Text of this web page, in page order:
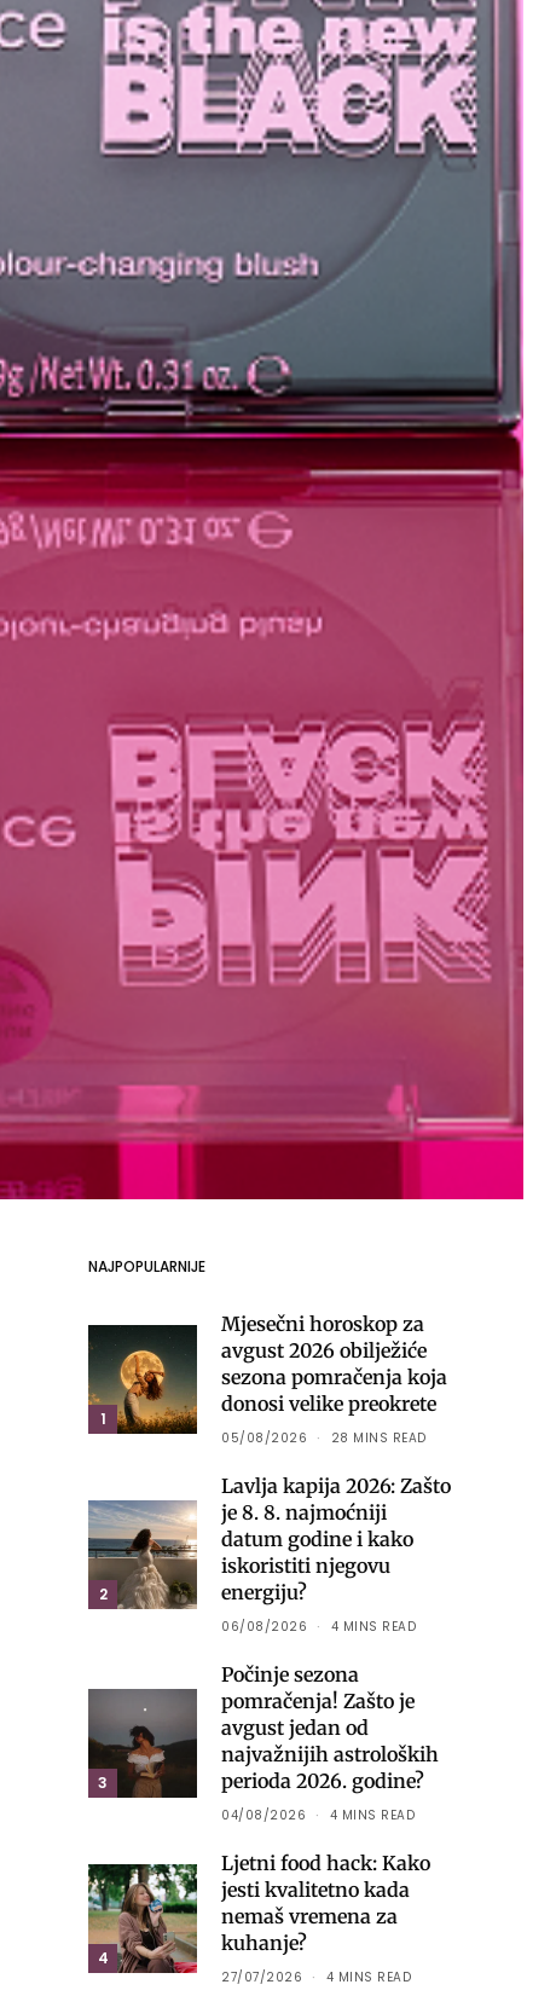
NAJPOPULARNIJE
1
Mjesečni horoskop za
avgust 2026 obilježiće
sezona pomračenja koja
donosi velike preokrete
05/08/2026 28 MINS READ
2
Lavlja kapija 2026: Zašto
je 8. 8. najmoćniji
datum godine i kako
iskoristiti njegovu
energiju?
06/08/2026 4 MINS READ
3
Počinje sezona
pomračenja! Zašto je
avgust jedan od
najvažnijih astroloških
perioda 2026. godine?
04/08/2026 4 MINS READ
4
Ljetni food hack: Kako
jesti kvalitetno kada
nemaš vremena za
kuhanje?
27/07/2026 4 MINS READ